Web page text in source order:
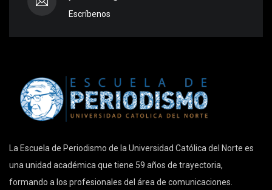
Escríbenos
La Escuela de Periodismo de la Universidad Católica del Norte es
una unidad académica que tiene 59 años de trayectoria,
formando a los profesionales del área de comunicaciones.